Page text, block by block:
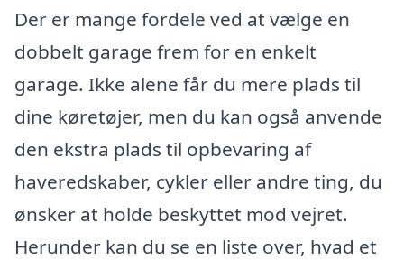
Der er mange fordele ved at vælge en
dobbelt garage frem for en enkelt
garage. Ikke alene får du mere plads til
dine køretøjer, men du kan også anvende
den ekstra plads til opbevaring af
haveredskaber, cykler eller andre ting, du
ønsker at holde beskyttet mod vejret.
Herunder kan du se en liste over, hvad et